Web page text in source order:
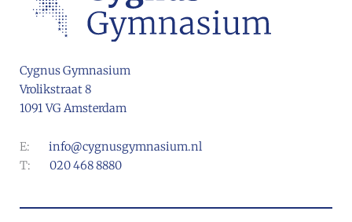
Cygnus Gymnasium
Vrolikstraat 8
1091 VG Amsterdam
E: info@cygnusgymnasium.nl
T: 020 468 8880